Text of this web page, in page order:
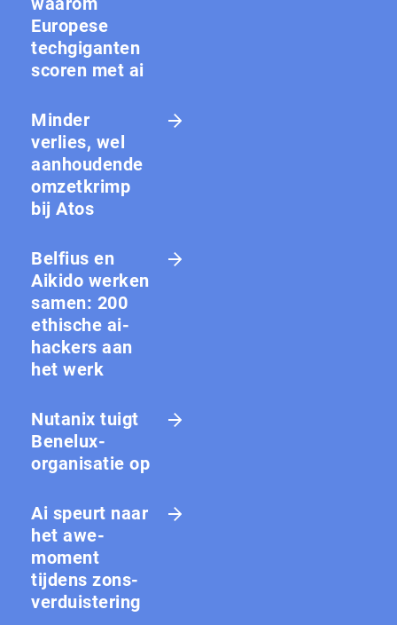
Europese
techgiganten
scoren met ai
Minder
verlies, wel
aanhoudende
omzetkrimp
bij Atos
Belfius en
Aikido werken
samen: 200
ethische ai-
hackers aan
het werk
Nutanix tuigt
Benelux-
organisatie op
Ai speurt naar
het awe-
moment
tijdens zons­
ver­duis­te­ring